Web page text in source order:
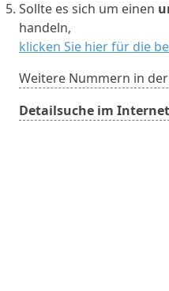
Sollte es sich um einen
handeln,
klicken Sie hier für die
Weitere Nummern in
Detailsuche im Internet